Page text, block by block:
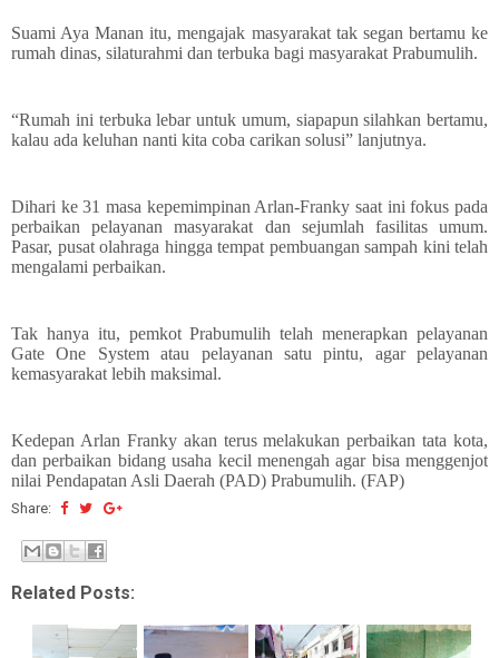
Suami Aya Manan itu, mengajak masyarakat tak segan bertamu ke
rumah dinas, silaturahmi dan terbuka bagi masyarakat Prabumulih.
“Rumah ini terbuka lebar untuk umum, siapapun silahkan bertamu,
kalau ada keluhan nanti kita coba carikan solusi” lanjutnya.
Dihari ke 31 masa kepemimpinan Arlan-Franky saat ini fokus pada
perbaikan pelayanan masyarakat dan sejumlah fasilitas umum.
Pasar, pusat olahraga hingga tempat pembuangan sampah kini telah
mengalami perbaikan.
Tak hanya itu, pemkot Prabumulih telah menerapkan pelayanan
Gate One System atau pelayanan satu pintu, agar pelayanan
kemasyarakat lebih maksimal.
Kedepan Arlan Franky akan terus melakukan perbaikan tata kota,
dan perbaikan bidang usaha kecil menengah agar bisa menggenjot
nilai Pendapatan Asli Daerah (PAD) Prabumulih. (FAP)
Share:
Related Posts: